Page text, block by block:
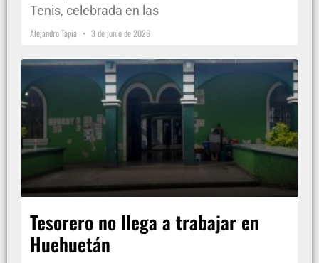
Tenis, celebrada en las
Alejandro Tapia 3 de junio de 2026
Tesorero no llega a trabajar en
Huehuetán